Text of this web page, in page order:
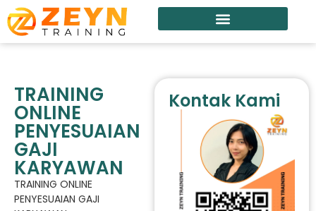
TRAINING
ONLINE
PENYESUAIAN
GAJI
KARYAWAN
TRAINING ONLINE
PENYESUAIAN GAJI
Kontak Kami